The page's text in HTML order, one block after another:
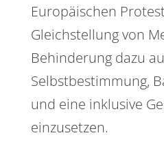
Europäischen
Gleichstellung von
Behinderung dazu
Selbstbestimmung,
und eine inklusive
einzusetzen.